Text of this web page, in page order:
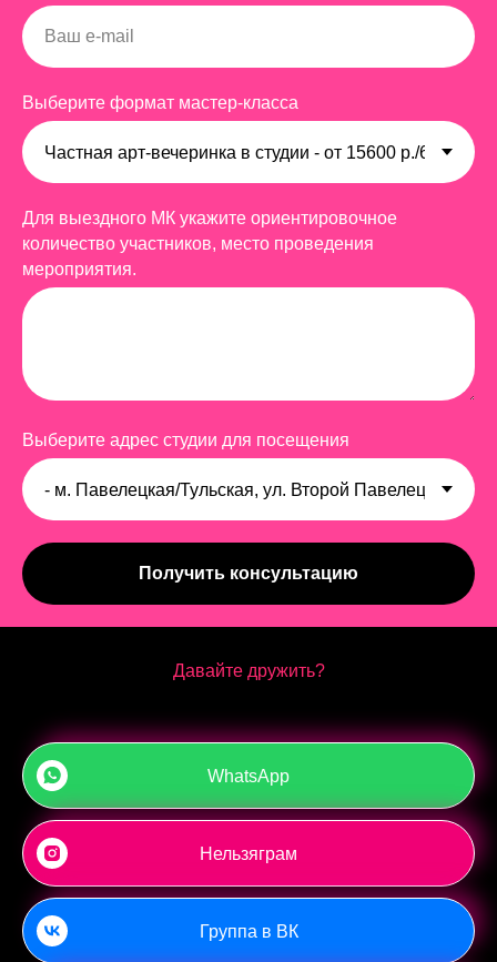
Выберите формат мастер-класса
Для выездного МК укажите ориентировочное
количество участников, место проведения
мероприятия.
Выберите адрес студии для посещения
Получить консультацию
Давайте дружить?
WhatsApp
Нельзяграм
Группа в ВК